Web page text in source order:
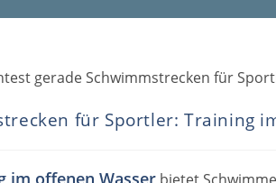
für Sportler: Training
im offenen Wasser